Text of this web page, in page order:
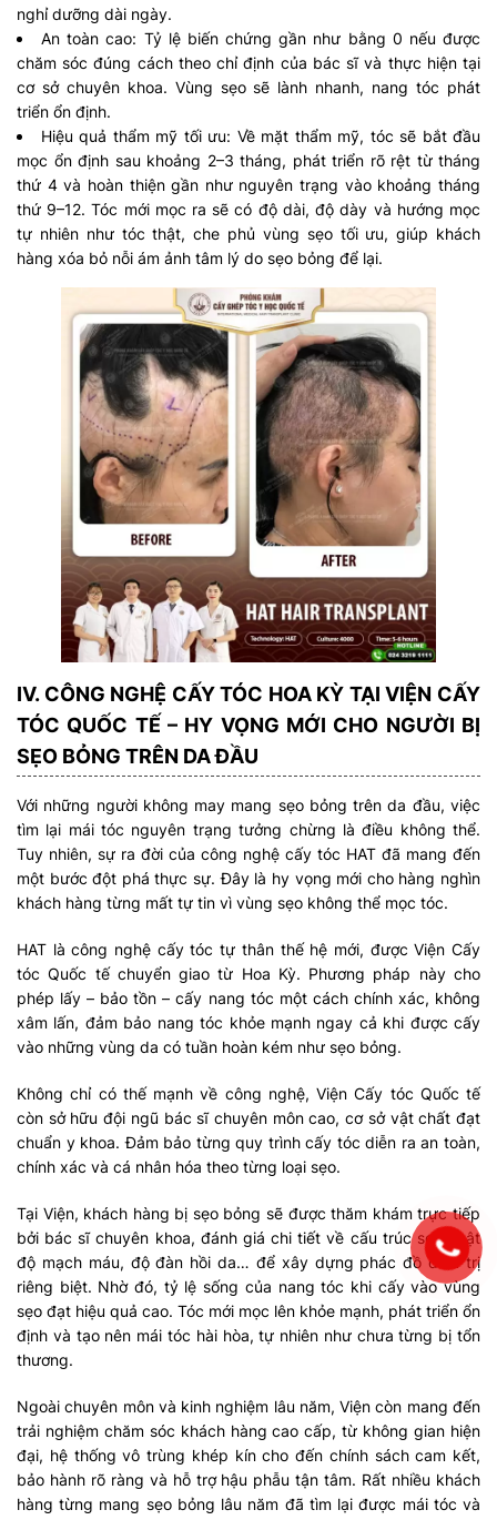
nghỉ dưỡng dài ngày.
An toàn cao: Tỷ lệ biến chứng gần như bằng 0 nếu được
chăm sóc đúng cách theo chỉ định của bác sĩ và thực hiện tại
cơ sở chuyên khoa. Vùng sẹo sẽ lành nhanh, nang tóc phát
triển ổn định.
Hiệu quả thẩm mỹ tối ưu: Về mặt thẩm mỹ, tóc sẽ bắt đầu
mọc ổn định sau khoảng 2–3 tháng, phát triển rõ rệt từ tháng
thứ 4 và hoàn thiện gần như nguyên trạng vào khoảng tháng
thứ 9–12. Tóc mới mọc ra sẽ có độ dài, độ dày và hướng mọc
tự nhiên như tóc thật, che phủ vùng sẹo tối ưu, giúp khách
hàng xóa bỏ nỗi ám ảnh tâm lý do sẹo bỏng để lại.
IV. CÔNG NGHỆ CẤY TÓC HOA KỲ TẠI VIỆN CẤY
TÓC QUỐC TẾ – HY VỌNG MỚI CHO NGƯỜI BỊ
SẸO BỎNG TRÊN DA ĐẦU
Với những người không may mang sẹo bỏng trên da đầu, việc
tìm lại mái tóc nguyên trạng tưởng chừng là điều không thể.
Tuy nhiên, sự ra đời của công nghệ cấy tóc HAT đã mang đến
một bước đột phá thực sự. Đây là hy vọng mới cho hàng nghìn
khách hàng từng mất tự tin vì vùng sẹo không thể mọc tóc.
HAT là công nghệ cấy tóc tự thân thế hệ mới, được Viện Cấy
tóc Quốc tế chuyển giao từ Hoa Kỳ. Phương pháp này cho
phép lấy – bảo tồn – cấy nang tóc một cách chính xác, không
xâm lấn, đảm bảo nang tóc khỏe mạnh ngay cả khi được cấy
vào những vùng da có tuần hoàn kém như sẹo bỏng.
Không chỉ có thế mạnh về công nghệ, Viện Cấy tóc Quốc tế
còn sở hữu đội ngũ bác sĩ chuyên môn cao, cơ sở vật chất đạt
chuẩn y khoa. Đảm bảo từng quy trình cấy tóc diễn ra an toàn,
chính xác và cá nhân hóa theo từng loại sẹo.
Tại Viện, khách hàng bị sẹo bỏng sẽ được thăm khám trực tiếp
bởi bác sĩ chuyên khoa, đánh giá chi tiết về cấu trúc sẹo, mật
độ mạch máu, độ đàn hồi da… để xây dựng phác đồ điều trị
riêng biệt. Nhờ đó, tỷ lệ sống của nang tóc khi cấy vào vùng
sẹo đạt hiệu quả cao. Tóc mới mọc lên khỏe mạnh, phát triển ổn
định và tạo nên mái tóc hài hòa, tự nhiên như chưa từng bị tổn
thương.
Ngoài chuyên môn và kinh nghiệm lâu năm, Viện còn mang đến
trải nghiệm chăm sóc khách hàng cao cấp, từ không gian hiện
đại, hệ thống vô trùng khép kín cho đến chính sách cam kết,
bảo hành rõ ràng và hỗ trợ hậu phẫu tận tâm. Rất nhiều khách
hàng từng mang sẹo bỏng lâu năm đã tìm lại được mái tóc và